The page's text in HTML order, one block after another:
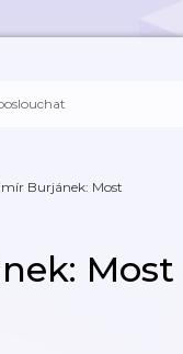
Burjánek: Most
Most